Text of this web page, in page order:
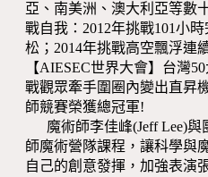
亞、南美洲、澳大利亞等數
戰自我：2012年挑戰101小
松；2014年挑戰高空飄浮連
【AIESEC世界大會】台灣
戰觀眾牽手圍圈內變出直昇
師競賽榮獲總冠軍!
魔術師李佳峰(Jeff Lee)與
師魔術營隊課程，讓科學與
自己的創意發揮，加強表演